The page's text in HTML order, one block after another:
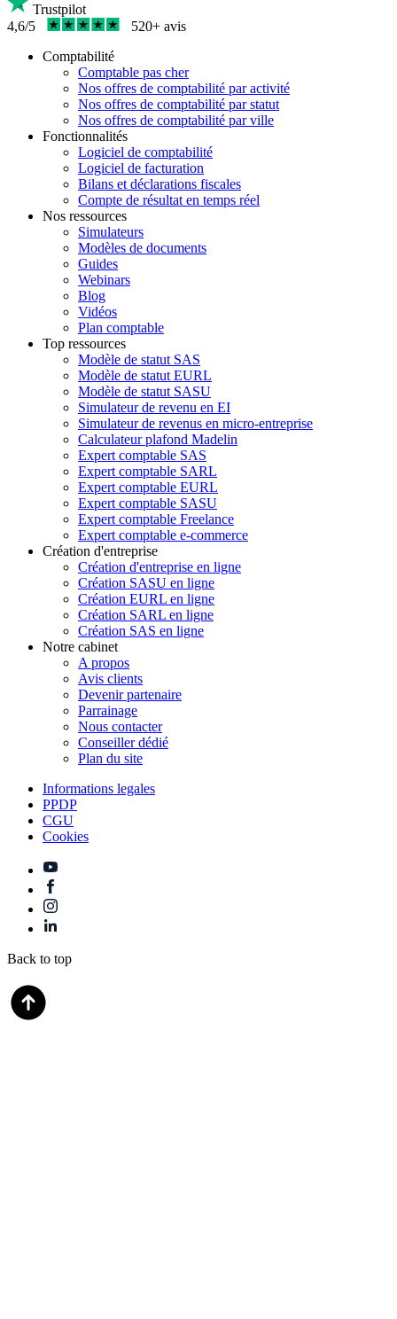
Trustpilot
4,6/5
520+ avis
Comptabilité
Comptable pas cher
Nos offres de comptabilité par activité
Nos offres de comptabilité par statut
Nos offres de comptabilité par ville
Fonctionnalités
Logiciel de comptabilité
Logiciel de facturation
Bilans et déclarations fiscales
Compte de résultat en temps réel
Nos ressources
Simulateurs
Modèles de documents
Guides
Webinars
Blog
Vidéos
Plan comptable
Top ressources
Modèle de statut SAS
Modèle de statut EURL
Modèle de statut SASU
Simulateur de revenu en EI
Simulateur de revenus en micro-entreprise
Calculateur plafond Madelin
Expert comptable SAS
Expert comptable SARL
Expert comptable EURL
Expert comptable SASU
Expert comptable Freelance
Expert comptable e-commerce
Création d'entreprise
Création d'entreprise en ligne
Création SASU en ligne
Création EURL en ligne
Création SARL en ligne
Création SAS en ligne
Notre cabinet
A propos
Avis clients
Devenir partenaire
Parrainage
Nous contacter
Conseiller dédié
Plan du site
Informations legales
PPDP
CGU
Cookies
Back to top